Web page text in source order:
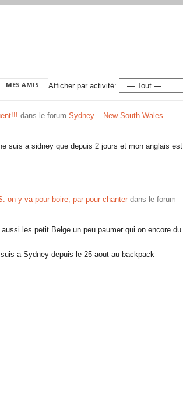
MES AMIS Afficher par activité:
dans le forum Sydney – New South Wales
suis a sidney que depuis 2 jours et mon anglais est
on y va pour boire, par pour chanter dans le forum
les petit Belge un peu paumer qui on encore du
a Sydney depuis le 25 aout au backpack